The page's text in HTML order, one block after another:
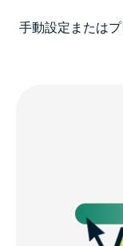
手動設定または